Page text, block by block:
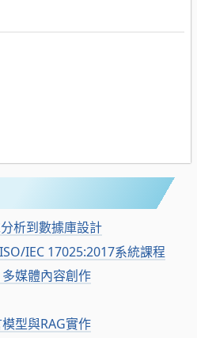
析到數據庫設計
IEC 17025:2017系統課程
媒體內容創作
型與RAG實作